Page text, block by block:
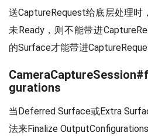
送CaptureRequest给底层处理
未Ready，则不能带进
的Surface才能带进
gurations
当Deferred Surface或Extra
法来Finalize OutputConfigurations